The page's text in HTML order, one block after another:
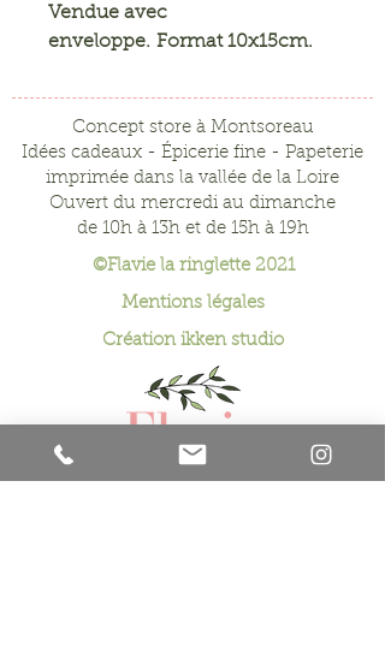
Vendue avec
enveloppe. Format 10x15cm.
Concept store à Montsoreau
Idées cadeaux - Épicerie fine - Papeterie
imprimée dans la vallée de la Loire
Ouvert du mercredi au dimanche
de 10h à 13h et de 15h à 19h
©Flavie la ringlette 2021
Mentions légales
Création ikken studio